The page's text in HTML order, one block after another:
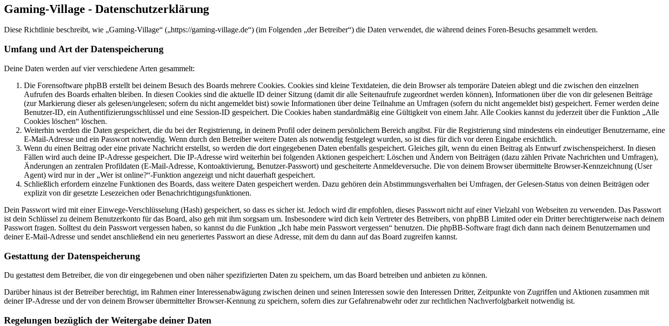
Gaming-Village - Datenschutzerklärung
Diese Richtlinie beschreibt, wie „Gaming-Village“ („https://gaming-village.de“) (im Folgenden „der Betreiber“) die Daten verwendet, die während deines Foren-Besuchs gesammelt werden.
Umfang und Art der Datenspeicherung
Deine Daten werden auf vier verschiedene Arten gesammelt:
Die Forensoftware phpBB erstellt bei deinem Besuch des Boards mehrere Cookies. Cookies sind kleine Textdateien, die dein Browser als temporäre Dateien ablegt und die zwischen den einzelnen
Aufrufen des Boards erhalten bleiben. In diesen Cookies sind die aktuelle ID deiner Sitzung (damit dir alle Seitenaufrufe zugeordnet werden können), Informationen über die von dir gelesenen Beiträge
(zur Markierung dieser als gelesen/ungelesen; sofern du nicht angemeldet bist) sowie Informationen über deine Teilnahme an Umfragen (sofern du nicht angemeldet bist) gespeichert. Ferner werden deine
Benutzer-ID, ein Authentifizierungsschlüssel und eine Session-ID gespeichert. Die Cookies haben standardmäßig eine Gültigkeit von einem Jahr. Alle Cookies kannst du jederzeit über die Funktion „Alle
Cookies löschen“ löschen.
Weiterhin werden die Daten gespeichert, die du bei der Registrierung, in deinem Profil oder deinem persönlichem Bereich angibst. Für die Registrierung sind mindestens ein eindeutiger Benutzername, eine
E-Mail-Adresse und ein Passwort notwendig. Wenn durch den Betreiber weitere Daten als notwendig festgelegt wurden, so ist dies für dich vor deren Eingabe ersichtlich.
Wenn du einen Beitrag oder eine private Nachricht erstellst, so werden die dort eingegebenen Daten ebenfalls gespeichert. Gleiches gilt, wenn du einen Beitrag als Entwurf zwischenspeicherst. In diesen
Fällen wird auch deine IP-Adresse gespeichert. Die IP-Adresse wird weiterhin bei folgenden Aktionen gespeichert: Löschen und Ändern von Beiträgen (dazu zählen Private Nachrichten und Umfragen),
Änderungen an zentralen Profildaten (E-Mail-Adresse, Kontoaktivierung, Benutzer-Passwort) und gescheiterte Anmeldeversuche. Die von deinem Browser übermittelte Browser-Kennzeichnung (User
Agent) wird nur in der „Wer ist online?“-Funktion angezeigt und nicht dauerhaft gespeichert.
Schließlich erfordern einzelne Funktionen des Boards, dass weitere Daten gespeichert werden. Dazu gehören dein Abstimmungsverhalten bei Umfragen, der Gelesen-Status von deinen Beiträgen oder
explizit von dir gesetzte Lesezeichen oder Benachrichtigungsfunktionen.
Dein Passwort wird mit einer Einwege-Verschlüsselung (Hash) gespeichert, so dass es sicher ist. Jedoch wird dir empfohlen, dieses Passwort nicht auf einer Vielzahl von Webseiten zu verwenden. Das Passwort
ist dein Schlüssel zu deinem Benutzerkonto für das Board, also geh mit ihm sorgsam um. Insbesondere wird dich kein Vertreter des Betreibers, von phpBB Limited oder ein Dritter berechtigterweise nach deinem
Passwort fragen. Solltest du dein Passwort vergessen haben, so kannst du die Funktion „Ich habe mein Passwort vergessen“ benutzen. Die phpBB-Software fragt dich dann nach deinem Benutzernamen und
deiner E-Mail-Adresse und sendet anschließend ein neu generiertes Passwort an diese Adresse, mit dem du dann auf das Board zugreifen kannst.
Gestattung der Datenspeicherung
Du gestattest dem Betreiber, die von dir eingegebenen und oben näher spezifizierten Daten zu speichern, um das Board betreiben und anbieten zu können.
Darüber hinaus ist der Betreiber berechtigt, im Rahmen einer Interessenabwägung zwischen deinen und seinen Interessen sowie den Interessen Dritter, Zeitpunkte von Zugriffen und Aktionen zusammen mit
deiner IP-Adresse und der von deinem Browser übermittelter Browser-Kennung zu speichern, sofern dies zur Gefahrenabwehr oder zur rechtlichen Nachverfolgbarkeit notwendig ist.
Regelungen bezüglich der Weitergabe deiner Daten